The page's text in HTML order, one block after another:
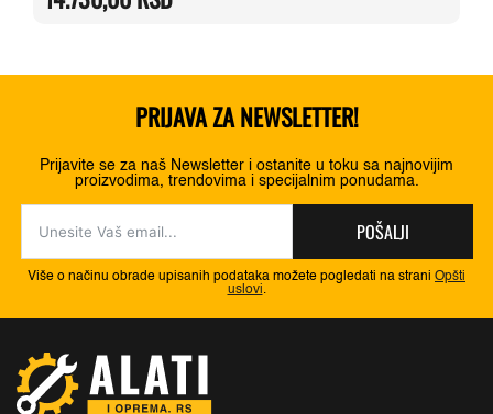
16.370,00 RSD.
PRIJAVA ZA NEWSLETTER!
Prijavite se za naš Newsletter i ostanite u toku sa najnovijim
proizvodima, trendovima i specijalnim ponudama.
POŠALJI
Više o načinu obrade upisanih podataka možete pogledati na strani Opšti
uslovi .